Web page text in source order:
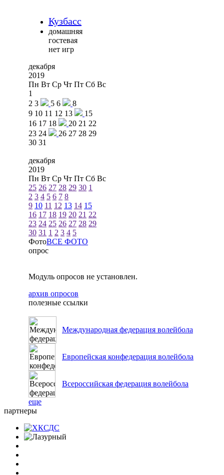
Кузбасс
домашняя
гостевая
нет игр
декабря
2019
Пн Вт Ср Чт Пт Сб Вс
1
2 3 5 6
8
9 10 11 12 13
15
16 17 18 20 21 22
23 24 26 27 28 29
30 31
декабря
2019
Пн Вт Ср Чт Пт Сб Вс
25 26 27 28 29 30 1
2 3 4 5 6 7 8
9 10 11 12 13 14 15
16 17 18 19 20 21 22
23 24 25 26 27 28 29
30 31 1 2 3 4 5
ФотоВСЕ ФОТО
опрос
Модуль опросов не установлен.
архив опросов
полезные ссылки
Международная федерация волейбола
Европейская конфедерация волейбола
Всероссийская федерация волейбола
еще
партнеры